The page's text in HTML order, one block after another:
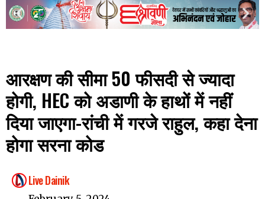
आरक्षण की सीमा 50 फीसदी से ज्यादा
होगी, HEC को अडाणी के हाथों में नहीं
दिया जाएगा-रांची में गरजे राहुल, कहा देना
होगा सरना कोड
Live Dainik